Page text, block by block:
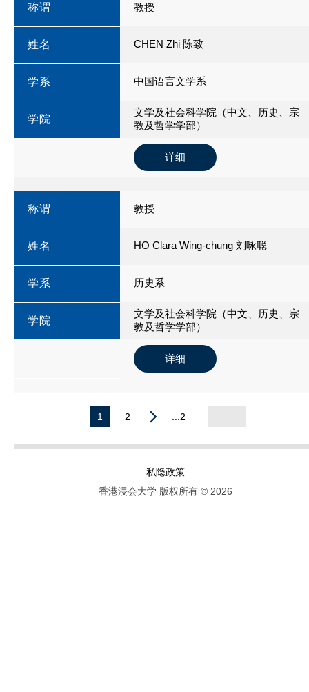
称谓 教授
姓名 CHEN Zhi 陈致
学系 中国语言文学系
学院
文学及社会科学院（中文、历史、宗
教及哲学学部）
详细
称谓 教授
姓名 HO Clara Wing-chung 刘咏聪
学系 历史系
学院
文学及社会科学院（中文、历史、宗
教及哲学学部）
详细
1 2 ...2
私隐政策
香港浸会大学 版权所有 © 2026